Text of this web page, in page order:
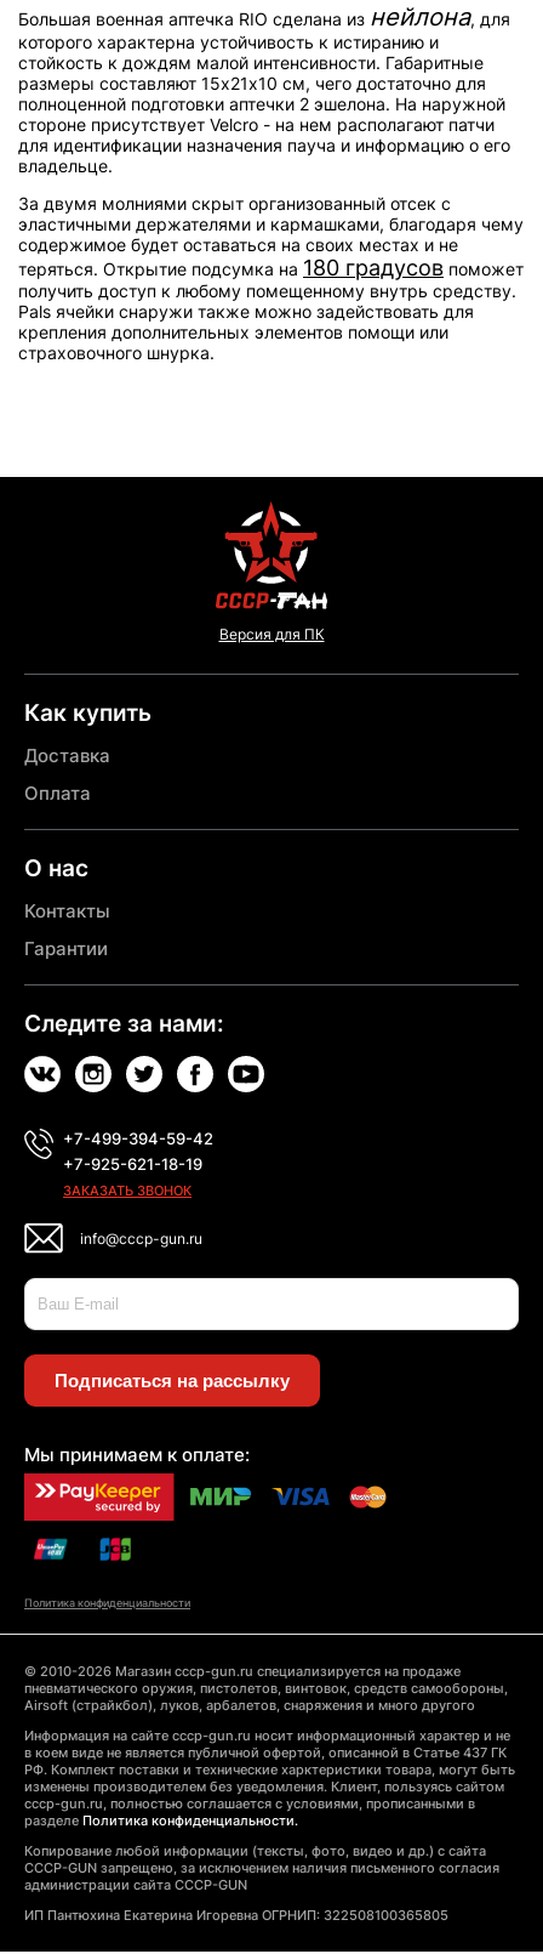
Большая военная аптечка RIO сделана из нейлона, для
которого характерна устойчивость к истиранию и
стойкость к дождям малой интенсивности. Габаритные
размеры составляют 15х21х10 см, чего достаточно для
полноценной подготовки аптечки 2 эшелона. На наружной
стороне присутствует Velcro - на нем располагают патчи
для идентификации назначения пауча и информацию о его
владельце.
За двумя молниями скрыт организованный отсек с
эластичными держателями и кармашками, благодаря чему
содержимое будет оставаться на своих местах и не
теряться. Открытие подсумка на 180 градусов поможет
получить доступ к любому помещенному внутрь средству.
Pals ячейки снаружи также можно задействовать для
крепления дополнительных элементов помощи или
страховочного шнурка.
Версия для ПК
Как купить
Доставка
Оплата
О нас
Контакты
Гарантии
Следите за нами:
+7-499-394-59-42
+7-925-621-18-19
ЗАКАЗАТЬ ЗВОНОК
info@cccp-gun.ru
Подписаться на рассылку
Мы принимаем к оплате:
Политика конфиденциальности
© 2010-2026 Магазин cccp-gun.ru специализируется на продаже
пневматического оружия, пистолетов, винтовок, средств самообороны,
Airsoft (страйкбол), луков, арбалетов, снаряжения и много другого
Информация на сайте cccp-gun.ru носит информационный характер и не
в коем виде не является публичной офертой, описанной в Статье 437 ГК
РФ. Комплект поставки и технические харктеристики товара, могут быть
изменены производителем без уведомления. Клиент, пользуясь сайтом
cccp-gun.ru, полностью соглашается с условиями, прописанными в
разделе Политика конфиденциальности.
Копирование любой информации (тексты, фото, видео и др.) с сайта
CCCP-GUN запрещено, за исключением наличия письменного согласия
администрации сайта CCCP-GUN
ИП Пантюхина Екатерина Игоревна ОГРНИП: 322508100365805